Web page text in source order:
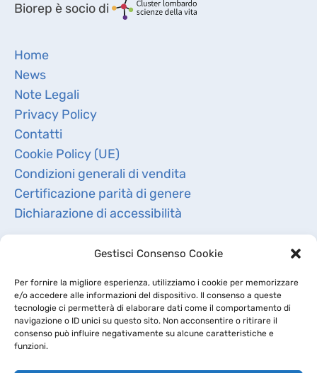
Gestisci Consenso Cookie
Per fornire la migliore esperienza, utilizziamo i cookie per memorizzare
e/o accedere alle informazioni del dispositivo. Il consenso a queste
tecnologie ci permetterà di elaborare dati come il comportamento di
navigazione o ID unici su questo sito. Non acconsentire o ritirare il
consenso può influire negativamente su alcune caratteristiche e
funzioni.
Biorep è socio di
Home
News
Note Legali
Privacy Policy
Contatti
Cookie Policy (UE)
Condizioni generali di vendita
Certificazione parità di genere
Dichiarazione di accessibilità